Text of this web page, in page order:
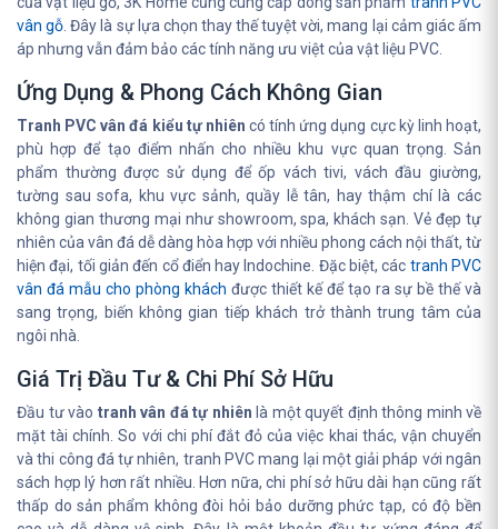
vân gỗ . Đây là sự lựa chọn thay thế tuyệt vời, mang lại cảm giác ấm
áp nhưng vẫn đảm bảo các tính năng ưu việt của vật liệu PVC.
Ứng Dụng & Phong Cách Không Gian
Tranh PVC vân đá kiểu tự nhiên có tính ứng dụng cực kỳ linh hoạt,
phù hợp để tạo điểm nhấn cho nhiều khu vực quan trọng. Sản
phẩm thường được sử dụng để ốp vách tivi, vách đầu giường,
tường sau sofa, khu vực sảnh, quầy lễ tân, hay thậm chí là các
không gian thương mại như showroom, spa, khách sạn. Vẻ đẹp tự
nhiên của vân đá dễ dàng hòa hợp với nhiều phong cách nội thất, từ
hiện đại, tối giản đến cổ điển hay Indochine. Đặc biệt, các tranh PVC
vân đá mẫu cho phòng khách được thiết kế để tạo ra sự bề thế và
sang trọng, biến không gian tiếp khách trở thành trung tâm của
ngôi nhà.
Giá Trị Đầu Tư & Chi Phí Sở Hữu
Đầu tư vào tranh vân đá tự nhiên là một quyết định thông minh về
mặt tài chính. So với chi phí đắt đỏ của việc khai thác, vận chuyển
và thi công đá tự nhiên, tranh PVC mang lại một giải pháp với ngân
sách hợp lý hơn rất nhiều. Hơn nữa, chi phí sở hữu dài hạn cũng rất
thấp do sản phẩm không đòi hỏi bảo dưỡng phức tạp, có độ bền